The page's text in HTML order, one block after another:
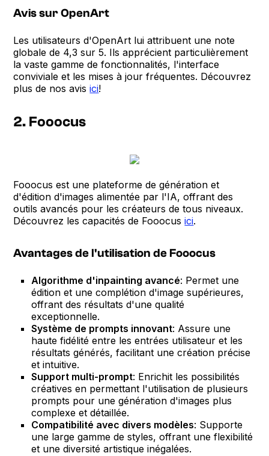
Avis sur OpenArt
Les utilisateurs d'OpenArt lui attribuent une note
globale de 4,3 sur 5. Ils apprécient particulièrement
la vaste gamme de fonctionnalités, l'interface
conviviale et les mises à jour fréquentes. Découvrez
plus de nos avisici!
2. Fooocus
Fooocus est une plateforme de génération et
d'édition d'images alimentée par l'IA, offrant des
outils avancés pour les créateurs de tous niveaux.
Découvrez les capacités de Fooocusici.
Avantages de l'utilisation de Fooocus
Algorithme d'inpainting avancé: Permet une
édition et une complétion d'image supérieures,
offrant des résultats d'une qualité
exceptionnelle.
Système de prompts innovant: Assure une
haute fidélité entre les entrées utilisateur et les
résultats générés, facilitant une création précise
et intuitive.
Support multi-prompt: Enrichit les possibilités
créatives en permettant l'utilisation de plusieurs
prompts pour une génération d'images plus
complexe et détaillée.
Compatibilité avec divers modèles: Supporte
une large gamme de styles, offrant une flexibilité
et une diversité artistique inégalées.